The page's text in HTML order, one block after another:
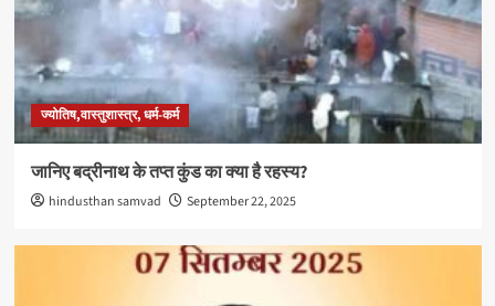
ज्योतिष,वास्तुशास्त्र, धर्म-कर्म
जानिए बद्रीनाथ के तप्त कुंड का क्या है रहस्य?
hindusthan samvad September 22, 2025